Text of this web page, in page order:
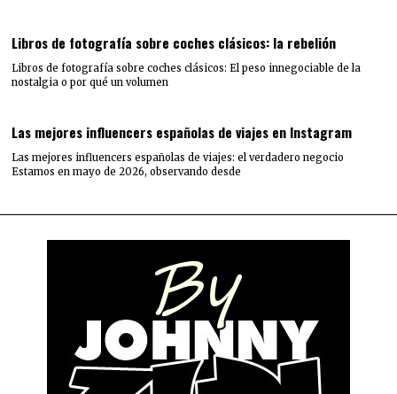
Libros de fotografía sobre coches clásicos: la rebelión
Libros de fotografía sobre coches clásicos: El peso innegociable de la
nostalgia o por qué un volumen
Las mejores influencers españolas de viajes en Instagram
Las mejores influencers españolas de viajes: el verdadero negocio
Estamos en mayo de 2026, observando desde